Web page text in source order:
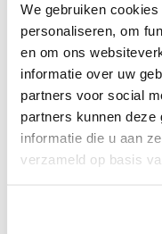
We gebruiken
personaliseren, om
en om ons
informatie over uw
partners voor social
partners kunnen deze
informatie die u aan
verzameld op basis
5200 is ook
ontworpen
minimale
druk,